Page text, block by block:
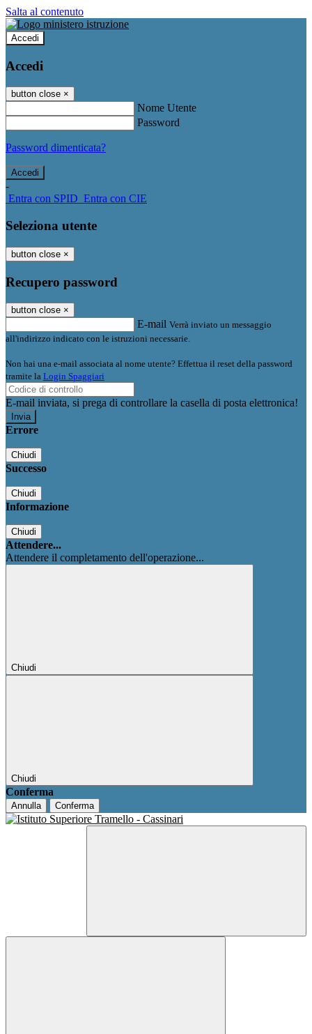
Salta al contenuto
Accedi
Accedi
button close ×
Nome Utente
Password
Password dimenticata?
-
Entra con SPID Entra con CIE
Seleziona utente
button close ×
Recupero password
button close ×
E-mail Verrà inviato un messaggio
all'indirizzo indicato con le istruzioni necessarie.
Non hai una e-mail associata al nome utente? Effettua il reset della password
tramite la Login Spaggiari
E-mail inviata, si prega di controllare la casella di posta elettronica!
Errore
Chiudi
Successo
Chiudi
Informazione
Chiudi
Attendere...
Attendere il completamento dell'operazione...
Chiudi
Chiudi
Conferma
Annulla Conferma